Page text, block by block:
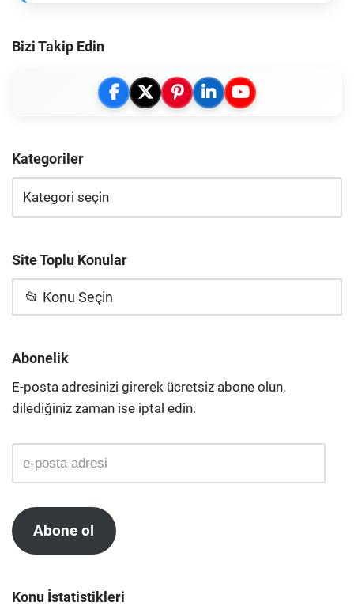
Bizi Takip Edin
Kategoriler
Site Toplu Konular
📂 Konu Seçin
Abonelik
E-posta adresinizi girerek ücretsiz abone olun,
dilediğiniz zaman ise iptal edin.
Abone ol
Konu İstatistikleri